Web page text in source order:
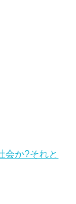
会か?それと